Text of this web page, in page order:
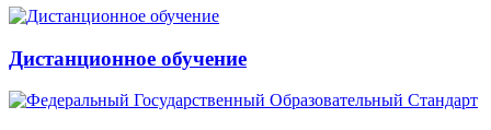
Дистанционное обучение